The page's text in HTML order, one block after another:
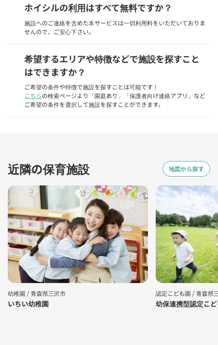
ホイシルの利用はすべて無料ですか？
施設へのご連絡を含めた本サービスは一切利用料をいただいておりま
せんので、ご安心下さい。
希望するエリアや特徴などで施設を探すこと
はできますか？
ご希望の条件や特徴で施設を探すことは可能です！
こちらの検索ページより「園庭あり」「保護者向け連絡アプリ」など
ご希望の条件を選択して施設を探すことができます。
近隣の保育施設 地図から探す
幼稚園 /青森県三沢市
いちい幼稚園
認定こども園 /青森県
幼保連携型認定こ